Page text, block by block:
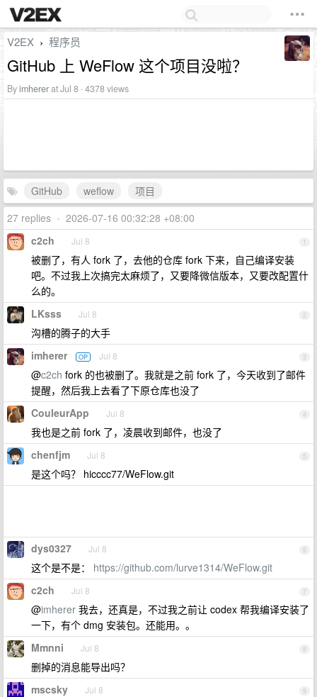
V2EX › 程序员
GitHub 上 WeFlow 这个项目没啦？
Byimhererat Jul 8 · 4378 views
GitHub weflow
项目
27 replies • 2026-07-16 00:32:28 +08:00
1
c2ch Jul 8
被删了，有人 fork 了，去他的仓库 fork 下来，自己编译安装
吧。不过我上次搞完太麻烦了，又要降微信版本，又要改配置什
么的。
2
LKsss Jul 8
沟槽的腾子的大手
3
imherer OP Jul 8
@c2ch fork 的也被删了。我就是之前 fork 了，今天收到了邮件
提醒，然后我上去看了下原仓库也没了
4
CouleurApp Jul 8
我也是之前 fork 了，凌晨收到邮件，也没了
5
chenfjm Jul 8
是这个吗？ hicccc77/WeFlow.git
6
dys0327 Jul 8
这个是不是： https://github.com/lurve1314/WeFlow.git
7
c2ch Jul 8
@imherer 我去，还真是，不过我之前让 codex 帮我编译安装了
一下，有个 dmg 安装包。还能用。。
8
Mmnni Jul 8
删掉的消息能导出吗？
9
mscsky Jul 8